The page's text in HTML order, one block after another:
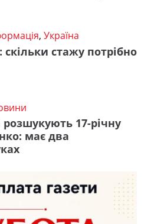
, Україна
скільки стажу потрібно
17-річну
має два